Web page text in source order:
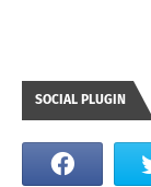
SOCIAL PLUGIN